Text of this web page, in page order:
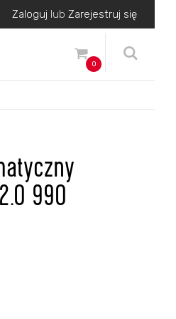
Zaloguj lub Zarejestruj się
0
990